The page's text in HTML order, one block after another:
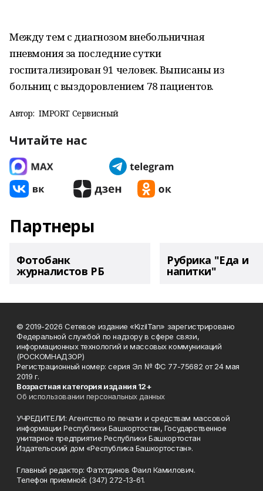
Между тем с диагнозом внебольничная
пневмония за последние сутки
госпитализирован 91 человек. Выписаны из
больниц с выздоровлением 78 пациентов.
Автор: IMPORT Сервисный
Читайте нас
Партнеры
Фотобанк
журналистов РБ
Рубрика "Еда и
напитки"
© 2019-2026 Сетевое издание «KizilTan» зарегистрировано
Федеральной службой по надзору в сфере связи,
информационных технологий и массовых коммуникаций
(РОСКОМНАДЗОР)
Регистрационный номер: серия Эл № ФС 77-75682 от 24 мая
2019 г.
Возрастная категория издания 12+
Об использовании персональных данных
УЧРЕДИТЕЛИ: Агентство по печати и средствам массовой
информации Республики Башкортостан, Государственное
унитарное предприятие Республики Башкортостан
Издательский дом «Республика Башкортостан».
Главный редактор: Фатхтдинов Фаил Камилович.
Телефон приемной: (347) 272-13-61.